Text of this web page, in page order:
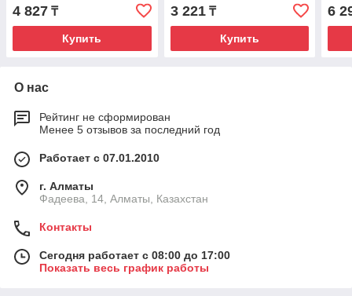
4 827 ₸
Купить
3 221₸
Купить
6
О нас
Рейтинг не сформирован
Менее 5 отзывов за последний год
Работает с 07.01.2010
г. Алматы
Фадеева, 14, Алматы, Казахстан
Контакты
Сегодня работает с 08:00 до 17:00
Показать весь график работы